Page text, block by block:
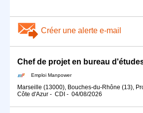
Créer une alerte e-mail
Emploi Manpower
Marseille (13000), Bouches-du-Rhône (13),
Côte d'Azur - CDI - 04/08/2026